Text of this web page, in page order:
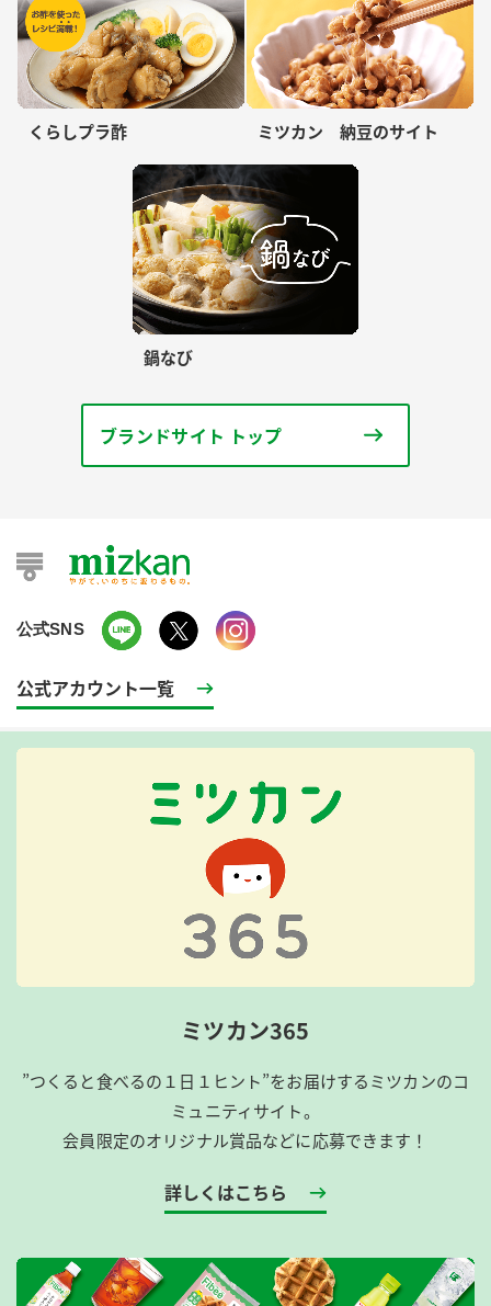
くらしプラ酢 ミツカン 納豆のサイト
鍋なび
ブランドサイト トップ
公式SNS
公式アカウント一覧
ミツカン365
”つくると食べるの１日１ヒント”をお届けするミツカンのコ
ミュニティサイト。
会員限定のオリジナル賞品などに応募できます！
詳しくはこちら